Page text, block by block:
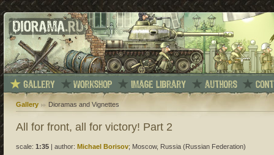
Gallery Dioramas and Vignettes
All for front, all for victory! Part 2
scale: 1:35 author: Michael Borisov; Moscow, Russia (Russian Federation)